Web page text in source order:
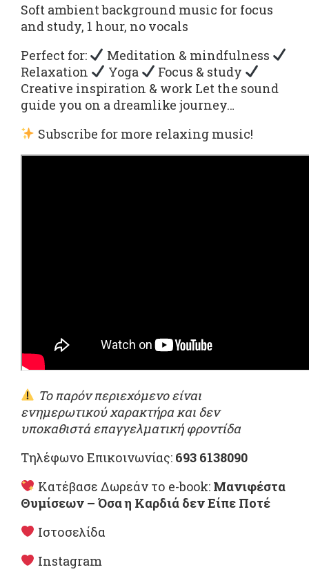
Soft ambient background music for focus
and study, 1 hour, no vocals
Perfect for:
Meditation & mindfulness
Relaxation
Yoga
Focus & study
Creative inspiration & work Let the sound
guide you on a dreamlike journey…
Subscribe for more relaxing music!
Το παρόν περιεχόμενο είναι
ενημερωτικού χαρακτήρα και δεν
υποκαθιστά επαγγελματική φροντίδα
Τηλέφωνο Επικοινωνίας: 693 6138090
Κατέβασε Δωρεάν το e-book: Μανιφέστα
Θυμίσεων – Όσα η Καρδιά δεν Είπε Ποτέ
Ιστοσελίδα
Instagram